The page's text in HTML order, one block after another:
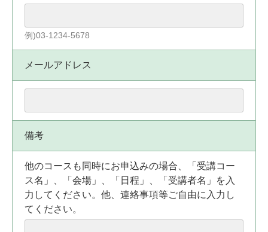
例)03-1234-5678
メールアドレス
備考
他のコースも同時にお申込みの場合、「受講コー
ス名」、「会場」、「日程」、「受講者名」を入
力してください。他、連絡事項等ご自由に入力し
てください。